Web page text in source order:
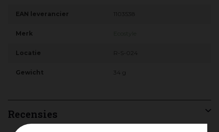
EAN leverancier 1103538
Merk
Locatie R-S-024
Gewicht 34 g
Recensies